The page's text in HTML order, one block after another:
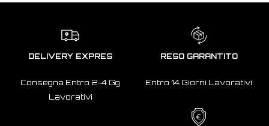
DELIVERY EXPRES
Consegna Entro 2-4 Gg
Lavorativi
RESO GARANTITO
Entro 14 Giorni Lavorativi